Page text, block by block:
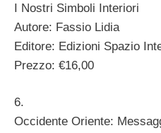
I Nostri Simboli Interiori
Autore: Fassio Lidia
Editore: Edizioni Spazio
Prezzo: €16,00
6.
Occidente Oriente: